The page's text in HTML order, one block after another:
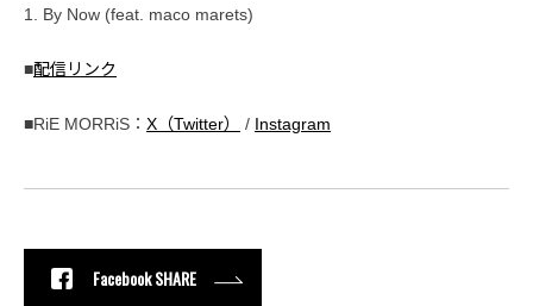
1. By Now (feat. maco marets)
■配信リンク
■RiE MORRiS： X（Twitter） / Instagram
Facebook SHARE